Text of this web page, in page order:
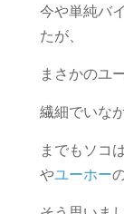
今や単純バ
たが、
まさかのユ
繊細でいな
までもソコ
やユーホー